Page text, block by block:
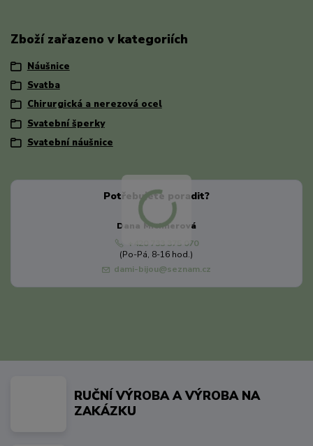
Zboží zařazeno v kategoriích
Náušnice
Svatba
Chirurgická a nerezová ocel
Svatební šperky
Svatební náušnice
Potřebujete poradit?
Dana Michnerová
+420 733 375 070
(Po-Pá, 8-16 hod.)
dami-bijou@seznam.cz
RUČNÍ VÝROBA A VÝROBA NA
ZAKÁZKU